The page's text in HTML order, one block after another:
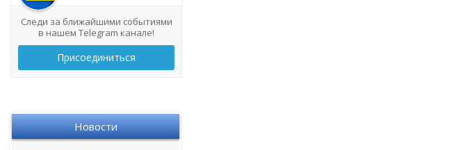
Следи за ближайшими событиями
в нашем Telegram канале!
Присоединиться
Новости